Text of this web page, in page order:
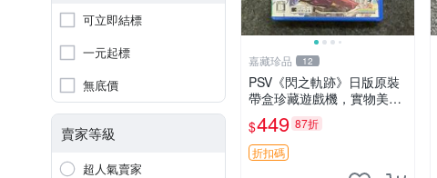
可立即結標
一元起標
無底價
賣家等級
超人氣賣家
嘉藏珍品 12
PSV《閃之軌跡》日版原裝
帶盒珍藏遊戲機，實物美如
新，嚴選推薦 閃之軌跡 日
版 PSV 原裝帶盒
$449 87折
折扣碼